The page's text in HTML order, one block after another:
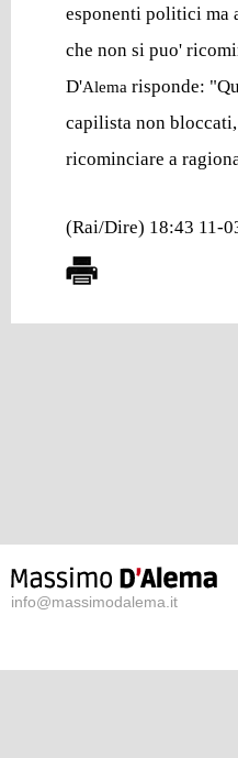
esponenti politici ma
che non si puo'
D'Alema risponde:
capilista non
ricominciare a
(Rai/Dire) 18:43 11-
info@massimodalema.it